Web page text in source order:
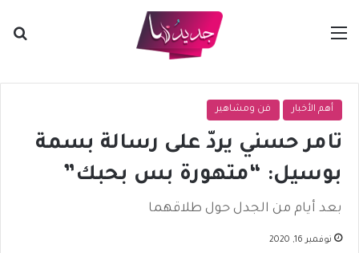
القائمة
أهم الأخبار فن ومشاهير
تامر حسني يردّ على رسالة بسمة
بوسيل: “متهورة بس بحبك”
بعد أيام من الجدل حول طلاقهما
نوفمبر 16, 2020